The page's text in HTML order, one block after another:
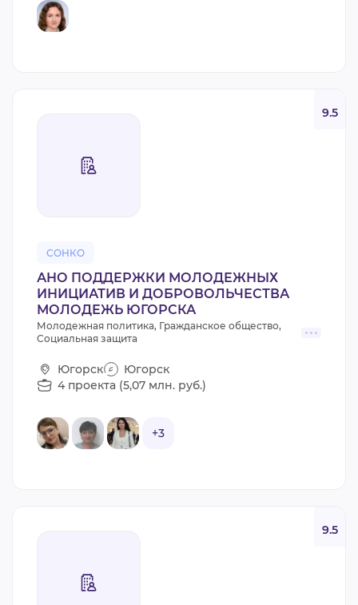
СОНКО
9.5
АНО ПОДДЕРЖКИ МОЛОДЕЖНЫХ
ИНИЦИАТИВ И ДОБРОВОЛЬЧЕСТВА
МОЛОДЕЖЬ ЮГОРСКА
Молодежная политика, Гражданское общество,
Социальная защита
Югорск
Югорск
4 проекта (5,07 млн. руб.)
+3
9.5